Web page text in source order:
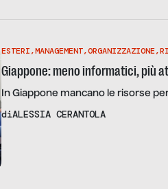
ESTERI,MANAGEMENT,ORGANIZZAZIONE,
Giappone: meno informatici, più
In Giappone mancano le risorse
diALESSIA CERANTOLA